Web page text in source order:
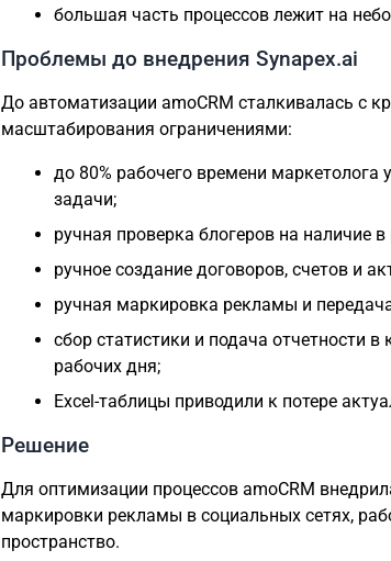
большая часть процессов лежит на
Проблемы до внедрения Synapex.ai
До автоматизации amoCRM сталкивалась с
масштабирования ограничениями:
до 80% рабочего времени маркетолога
задачи;
ручная проверка блогеров на наличие
ручное создание договоров, счетов и
ручная маркировка рекламы и
сбор статистики и подача отчетности
рабочих дня;
Excel-таблицы приводили к потере
Решение
Для оптимизации процессов amoCRM
маркировки рекламы в социальных сетях,
пространство.